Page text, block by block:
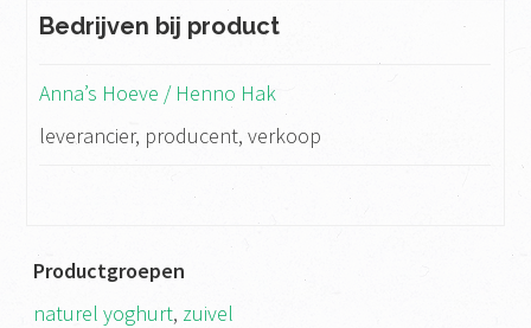
Bedrijven bij product
Anna’s Hoeve / Henno Hak
leverancier, producent, verkoop
Productgroepen
naturel yoghurt, zuivel